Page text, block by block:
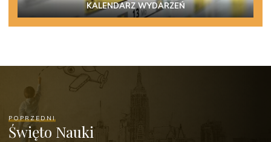
KALENDARZ WYDARZEŃ
POPRZEDNI
Święto Nauki